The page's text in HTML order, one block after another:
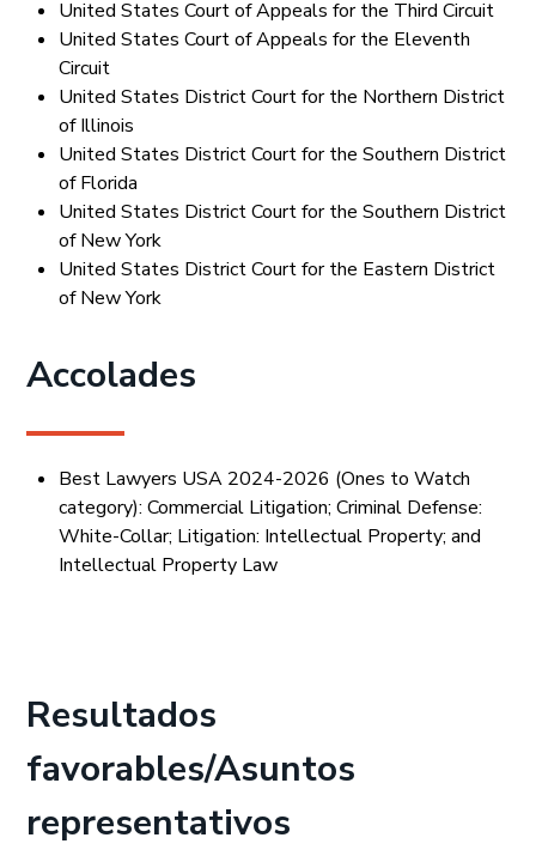
United States Court of Appeals for the Third Circuit
United States Court of Appeals for the Eleventh
Circuit
United States District Court for the Northern District
of Illinois
United States District Court for the Southern District
of Florida
United States District Court for the Southern District
of New York
United States District Court for the Eastern District
of New York
Accolades
Best Lawyers USA 2024-2026 (Ones to Watch
category): Commercial Litigation; Criminal Defense:
White-Collar; Litigation: Intellectual Property; and
Intellectual Property Law
Resultados
favorables/Asuntos
representativos